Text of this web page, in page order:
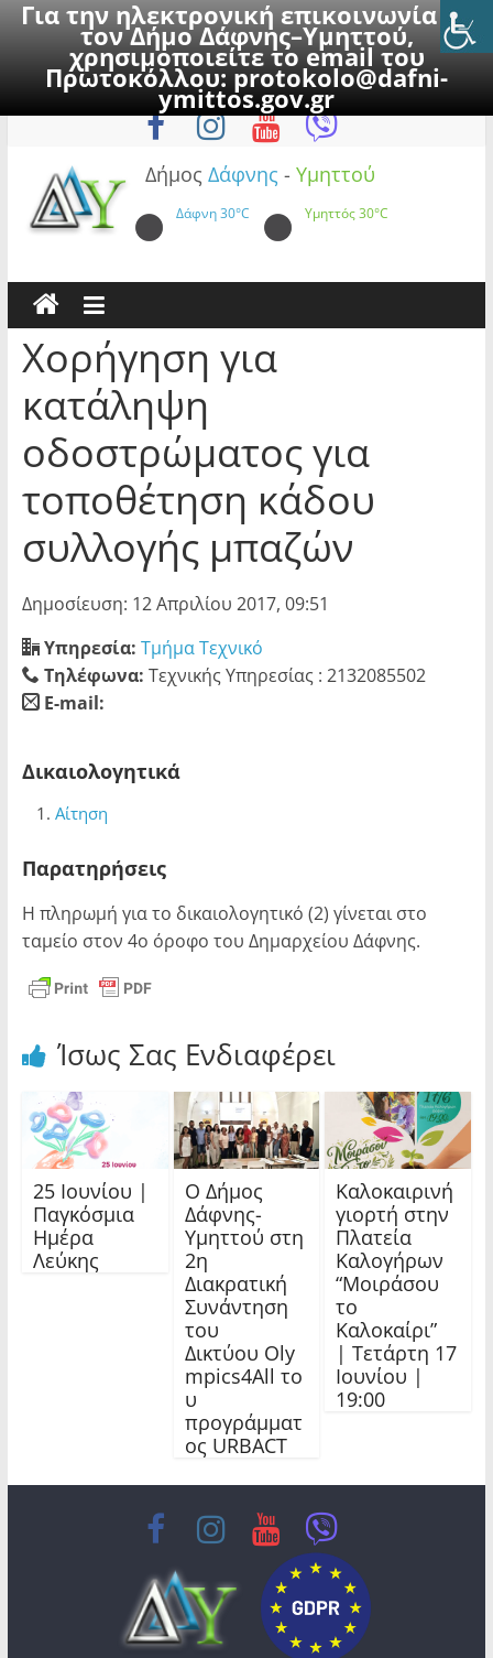
Για την ηλεκτρονική επικοινωνία με
τον Δήμο Δάφνης–Υμηττού,
χρησιμοποιείτε το email του
Πρωτοκόλλου:protokolo@dafni-
ymittos.gov.gr
to
Πέμπτη, 6 Αυγούστου 2026
Δήμος Δάφνης - Υμηττού
Δάφνη30°C Υμηττός30°C
Χορήγηση για
κατάληψη
οδοστρώματος για
τοποθέτηση κάδου
συλλογής μπαζών
Δημοσίευση: 12 Απριλίου 2017, 09:51
Υπηρεσία: Τμήμα Τεχνικό
Τηλέφωνα: Τεχνικής Υπηρεσίας : 2132085502
E-mail:
Δικαιολογητικά
Αίτηση
Παρατηρήσεις
Η πληρωμή για το δικαιολογητικό (2) γίνεται στο
ταμείο στον 4ο όροφο του Δημαρχείου Δάφνης.
Ίσως Σας Ενδιαφέρει
25 Ιουνίου |
Παγκόσμια
Ημέρα
Λεύκης
Ο Δήμος
Δάφνης-
Υμηττού στη
2η
Διακρατική
Συνάντηση
του
Δικτύου Oly
mpics4All το
υ
προγράμματ
ος URBACT
Καλοκαιρινή
γιορτή στην
Πλατεία
Καλογήρων
“Μοιράσου
το
Καλοκαίρι”
| Τετάρτη 17
Ιουνίου |
19:00